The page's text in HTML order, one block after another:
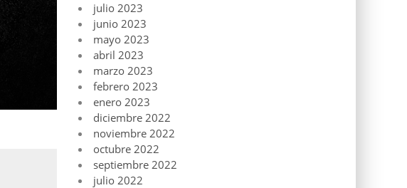
julio 2023
junio 2023
mayo 2023
abril 2023
marzo 2023
febrero 2023
enero 2023
diciembre 2022
noviembre 2022
octubre 2022
septiembre 2022
julio 2022